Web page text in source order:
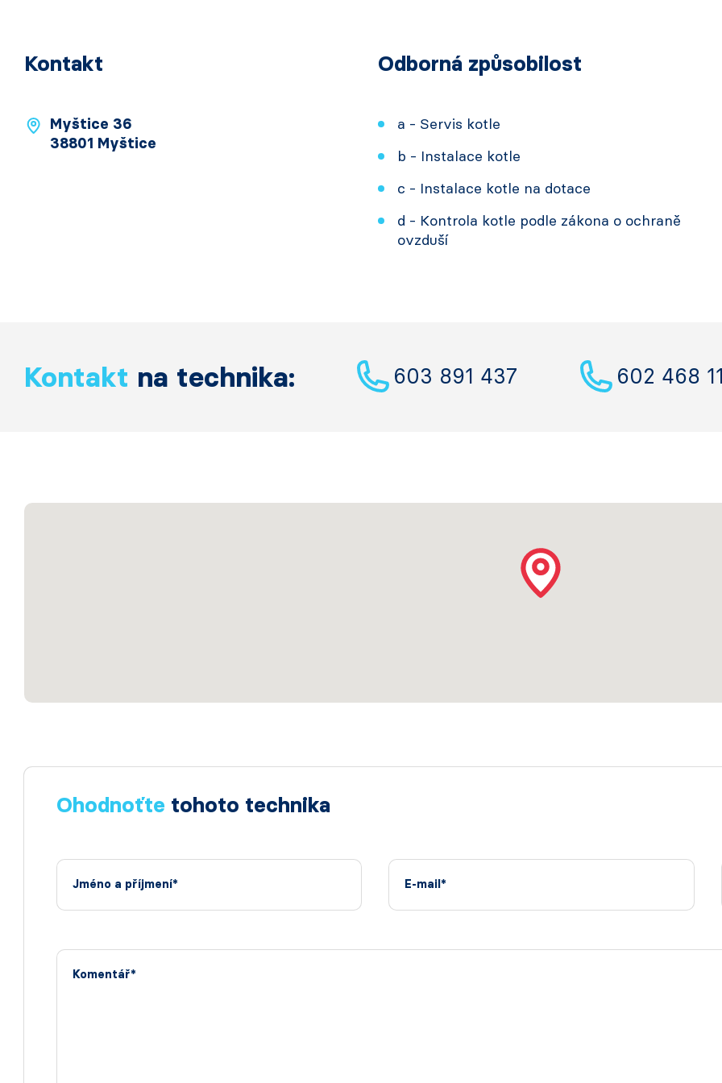
Kontakt
Myštice 36
38801 Myštice
Odborná způsobilost
a - Servis kotle
b - Instalace kotle
c - Instalace kotle na dotace
d - Kontrola kotle podle zákona o ochraně
ovzduší
Kontakt na technika: 603 891 437 602 468
Ohodnoťte tohoto technika
Jméno a příjmení* E-mail*
Komentář*